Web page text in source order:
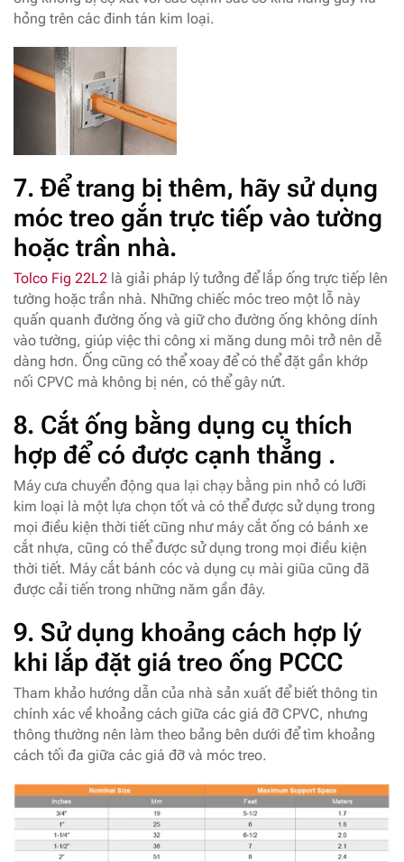
hỏng trên các đinh tán kim loại.
7. Để trang bị thêm, hãy sử dụng
móc treo gắn trực tiếp vào tường
hoặc trần nhà.
Tolco Fig 22L2 là giải pháp lý tưởng để lắp ống trực tiếp lên
tường hoặc trần nhà. Những chiếc móc treo một lỗ này
quấn quanh đường ống và giữ cho đường ống không dính
vào tường, giúp việc thi công xi măng dung môi trở nên dễ
dàng hơn. Ống cũng có thể xoay để có thể đặt gần khớp
nối CPVC mà không bị nén, có thể gây nứt.
8. Cắt ống bằng dụng cụ thích
hợp để có được cạnh thẳng .
Máy cưa chuyển động qua lại chạy bằng pin nhỏ có lưỡi
kim loại là một lựa chọn tốt và có thể được sử dụng trong
mọi điều kiện thời tiết cũng như máy cắt ống có bánh xe
cắt nhựa, cũng có thể được sử dụng trong mọi điều kiện
thời tiết. Máy cắt bánh cóc và dụng cụ mài giũa cũng đã
được cải tiến trong những năm gần đây.
9. Sử dụng khoảng cách hợp lý
khi lắp đặt giá treo ống PCCC
Tham khảo hướng dẫn của nhà sản xuất để biết thông tin
chính xác về khoảng cách giữa các giá đỡ CPVC, nhưng
thông thường nên làm theo bảng bên dưới để tìm khoảng
cách tối đa giữa các giá đỡ và móc treo.